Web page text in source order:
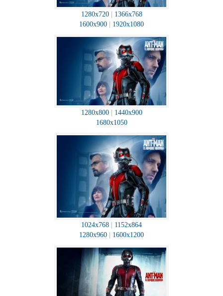
1280x720| 1366x768
1600x900
1920x1080
1280x800| 1440x900
1680x1050
1024x768
1152x864
1280x960
1600x1200